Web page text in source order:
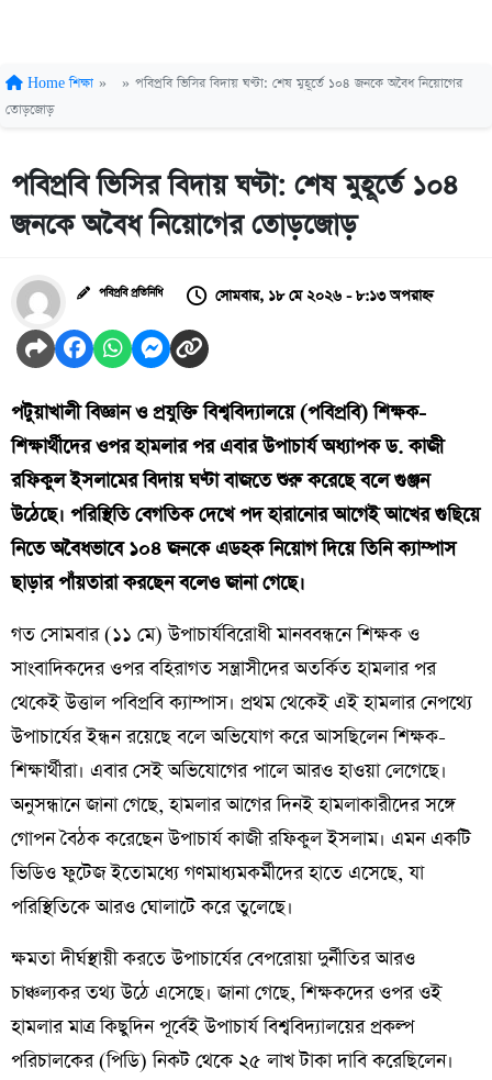
Home শিক্ষা » » পবিপ্রবি ভিসির বিদায় ঘণ্টা: শেষ মুহূর্তে ১০৪ জনকে অবৈধ নিয়োগের
তোড়জোড়
পবিপ্রবি ভিসির বিদায় ঘণ্টা: শেষ মুহূর্তে ১০৪
জনকে অবৈধ নিয়োগের তোড়জোড়
পবিপ্রবি প্রতিনিধি সোমবার, ১৮ মে ২০২৬ - ৮:১৩ অপরাহ্ন
পটুয়াখালী বিজ্ঞান ও প্রযুক্তি বিশ্ববিদ্যালয়ে (পবিপ্রবি) শিক্ষক-
শিক্ষার্থীদের ওপর হামলার পর এবার উপাচার্য অধ্যাপক ড. কাজী
রফিকুল ইসলামের বিদায় ঘণ্টা বাজতে শুরু করেছে বলে গুঞ্জন
উঠেছে। পরিস্থিতি বেগতিক দেখে পদ হারানোর আগেই আখের গুছিয়ে
নিতে অবৈধভাবে ১০৪ জনকে এডহক নিয়োগ দিয়ে তিনি ক্যাম্পাস
ছাড়ার পাঁয়তারা করছেন বলেও জানা গেছে।
​গত সোমবার (১১ মে) উপাচার্যবিরোধী মানববন্ধনে শিক্ষক ও
সাংবাদিকদের ওপর বহিরাগত সন্ত্রাসীদের অতর্কিত হামলার পর
থেকেই উত্তাল পবিপ্রবি ক্যাম্পাস। প্রথম থেকেই এই হামলার নেপথ্যে
উপাচার্যের ইন্ধন রয়েছে বলে অভিযোগ করে আসছিলেন শিক্ষক-
শিক্ষার্থীরা। এবার সেই অভিযোগের পালে আরও হাওয়া লেগেছে।
অনুসন্ধানে জানা গেছে, হামলার আগের দিনই হামলাকারীদের সঙ্গে
গোপন বৈঠক করেছেন উপাচার্য কাজী রফিকুল ইসলাম। এমন একটি
ভিডিও ফুটেজ ইতোমধ্যে গণমাধ্যমকর্মীদের হাতে এসেছে, যা
পরিস্থিতিকে আরও ঘোলাটে করে তুলেছে।
​ক্ষমতা দীর্ঘস্থায়ী করতে উপাচার্যের বেপরোয়া দুর্নীতির আরও
চাঞ্চল্যকর তথ্য উঠে এসেছে। জানা গেছে, শিক্ষকদের ওপর ওই
হামলার মাত্র কিছুদিন পূর্বেই উপাচার্য বিশ্ববিদ্যালয়ের প্রকল্প
পরিচালকের (পিডি) নিকট থেকে ২৫ লাখ টাকা দাবি করেছিলেন।